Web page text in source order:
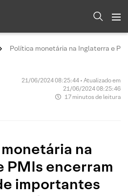
Política monetária na Inglaterra e
21/06/2024 08:25:44 • Atualizado em
21/06/2024 08:25:46
17 minutos de leitura
na
PMIs encerram
importantes